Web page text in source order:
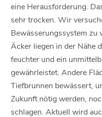
eine Herausforderung.
sehr trocken. Wir
Bewässerungssystem zu
Äcker liegen in der Nähe
feuchter und ein
gewährleistet. Andere
Tiefbrunnen bewässert,
Zukunft nötig werden,
schlagen. Aktuell wird